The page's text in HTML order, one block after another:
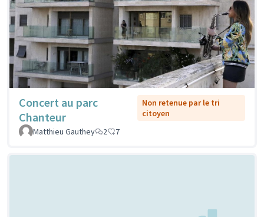
Concert au parc
Chanteur
Non retenue par le tri
citoyen
Matthieu Gauthey
2 7